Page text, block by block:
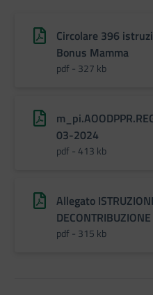
Circolare 396
Bonus Mamma
pdf - 327 kb
03-2024
pdf - 413 kb
Allegato
pdf - 315 kb